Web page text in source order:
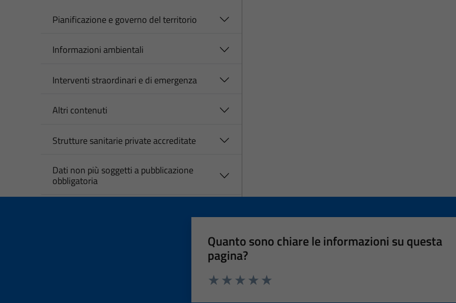
Pianificazione e governo del territorio
Informazioni ambientali
Interventi straordinari e di emergenza
Altri contenuti
Strutture sanitarie private accreditate
Dati non più soggetti a pubblicazione
obbligatoria
Quanto sono chiare le informazioni su questa
pagina?